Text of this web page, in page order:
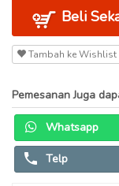
Beli
Tambah ke Wishlist
Pemesanan Juga
Whatsapp
Telp